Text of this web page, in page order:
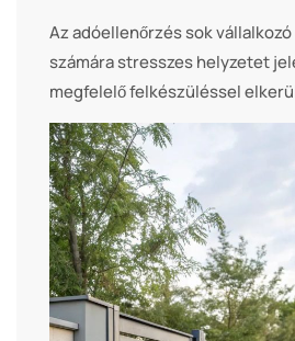
Az adóellenőrzés sok
számára stresszes helyzetet
megfelelő felkészüléssel